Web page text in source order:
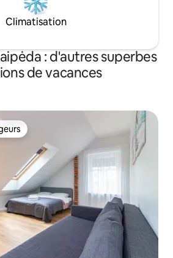
Climatisation
: d'autres superbes
de vacances